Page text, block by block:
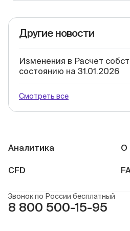
Другие новости
Изменения в Расчет
состоянию на 31.01.2026
Смотреть все
Аналитика
CFD
Звонок по России бесплатный
8 800 500-15-95